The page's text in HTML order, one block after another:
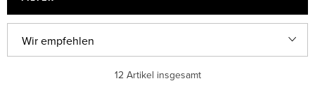
r
Wir empfehlen
12Artikel insgesamt